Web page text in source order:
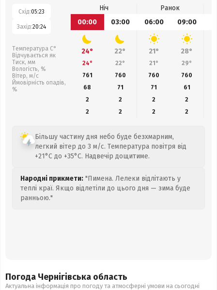
Схід:05:23
Захід:20:24
Температура С°
Відчувається як
Тиск, мм
Вологість, %
Вітер, м/с
Ймовірність опадів,
%
Ніч
Ранок
00:00
03:00 06:00 09:00
24° 22° 21° 28°
24° 22° 21° 29°
761
760 760 760
68
71 71 61
2
2 2
2
2
2 2 2
Більшу частину дня небо буде безхмарним,
легкий вітер до 3 м/с. Температура повітря від
+21°C до +35°C. Надвечір дощитиме.
Народні прикмети: "Пимена. Лелеки відлітають у
теплі краї. Якщо відлетіли до цього дня — зима буде
ранньою."
Погода Чернігівська область
Актуальна інформація про погоду та атмосферні умови на сьогодні